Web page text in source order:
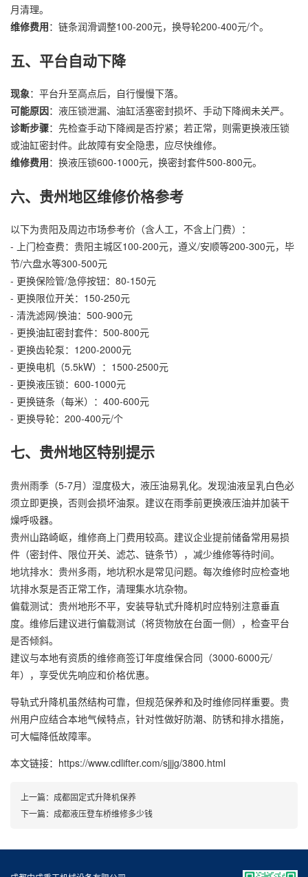
月清理。
维修费用：链条润滑调整100-200元，换导轮200-400元/个。
五、平台自动下降
现象：平台升至高点后，自行慢慢下落。
可能原因：液压锁泄漏、油缸活塞密封损坏、手动下降阀未关严。
诊断步骤：先检查手动下降阀是否拧紧；若正常，则需更换液压锁
或油缸密封件。此故障有安全隐患，应尽快维修。
维修费用：换液压锁600-1000元，换密封套件500-800元。
六、贵州地区维修价格参考
以下为贵阳及周边市场参考价（含人工，不含上门费）：
- 上门检查费：贵阳主城区100-200元，遵义/安顺等200-300元，毕
节/六盘水等300-500元
- 更换保险管/急停按钮：80-150元
- 更换限位开关：150-250元
- 清洗滤网/换油：500-900元
- 更换油缸密封套件：500-800元
- 更换齿轮泵：1200-2000元
- 更换电机（5.5kW）：1500-2500元
- 更换液压锁：600-1000元
- 更换链条（每米）：400-600元
- 更换导轮：200-400元/个
七、贵州地区特别提示
贵州雨季（5-7月）湿度极大，液压油易乳化。发现油液呈乳白色必
须立即更换，否则会损坏油泵。建议在雨季前更换液压油并加装干
燥呼吸器。
贵州山路崎岖，维修商上门费用较高。建议企业提前储备常用易损
件（密封件、限位开关、滤芯、链条节），减少维修等待时间。
地坑排水：贵州多雨，地坑积水是常见问题。每次维修时应检查地
坑排水泵是否正常工作，清理集水坑杂物。
偏载测试：贵州地形不平，安装导轨式升降机时应特别注意垂直
度。维修后建议进行偏载测试（将货物放在台面一侧），检查平台
是否倾斜。
建议与本地有资质的维修商签订年度维保合同（3000-6000元/
年），享受优先响应和价格优惠。
导轨式升降机虽然结构可靠，但规范保养和及时维修同样重要。贵
州用户应结合本地气候特点，针对性做好防潮、防锈和排水措施，
可大幅降低故障率。
本文链接：https://www.cdlifter.com/sjjjg/3800.html
上一篇： 成都固定式升降机保养
下一篇： 成都液压登车桥维修多少钱